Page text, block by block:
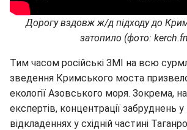
Дорогу вздовж ж/д підходу до
затопило (фото:
Тим часом російські ЗМІ на всю
зведення Кримського моста
екології Азовського моря. Зокрема,
експертів, концентрації забруднень у
відкладеннях у східній частині